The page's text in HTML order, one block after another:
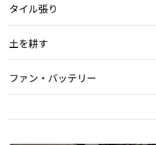
タイル張り
土を耕す
ファン・バッテリー